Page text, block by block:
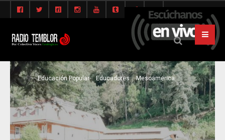
Educación Popular Educadores Mesoamerica